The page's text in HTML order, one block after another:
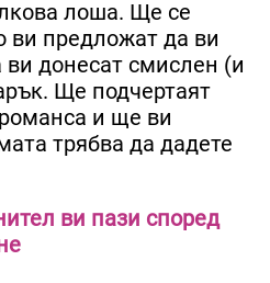
лоша. Ще се
ви предложат да ви
ви донесат смислен (и
Ще подчертаят
и ще ви
трябва да дадете
ви пази според